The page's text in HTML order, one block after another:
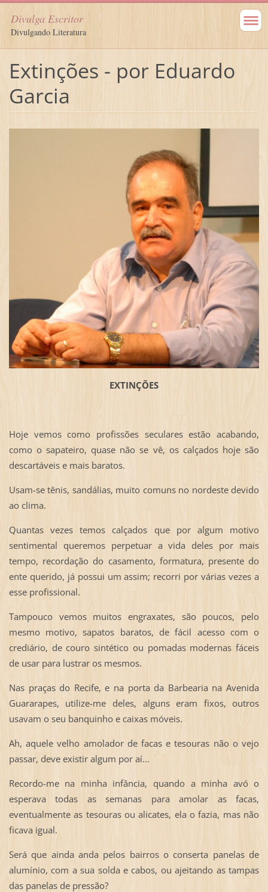
Divulga Escritor
Divulgando Literatura
Extinções - por Eduardo
Garcia
EXTINÇÕES
Hoje vemos como profissões seculares estão acabando,
como o sapateiro, quase não se vê, os calçados hoje são
descartáveis e mais baratos.
Usam-se tênis, sandálias, muito comuns no nordeste devido
ao clima.
Quantas vezes temos calçados que por algum motivo
sentimental queremos perpetuar a vida deles por mais
tempo, recordação do casamento, formatura, presente do
ente querido, já possui um assim; recorri por várias vezes a
esse profissional.
Tampouco vemos muitos engraxates, são poucos, pelo
mesmo motivo, sapatos baratos, de fácil acesso com o
crediário, de couro sintético ou pomadas modernas fáceis
de usar para lustrar os mesmos.
Nas praças do Recife, e na porta da Barbearia na Avenida
Guararapes, utilize-me deles, alguns eram fixos, outros
usavam o seu banquinho e caixas móveis.
Ah, aquele velho amolador de facas e tesouras não o vejo
passar, deve existir algum por aí...
Recordo-me na minha infância, quando a minha avó o
esperava todas as semanas para amolar as facas,
eventualmente as tesouras ou alicates, ela o fazia, mas não
ficava igual.
Será que ainda anda pelos bairros o conserta panelas de
alumínio, com a sua solda e cabos, ou ajeitando as tampas
das panelas de pressão?